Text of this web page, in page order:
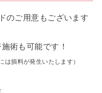
のご用意もございます
術も可能です！
損料が発生いたします）